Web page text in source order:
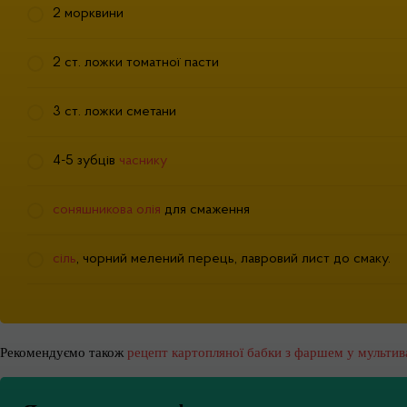
2 морквини
2 ст. ложки томатної пасти
3 ст. ложки сметани
4-5 зубців часнику
соняшникова олія для смаження
cіль, чорний мелений перець, лавровий лист до смаку.
Рекомендуємо також рецепт картопляної бабки з фаршем у